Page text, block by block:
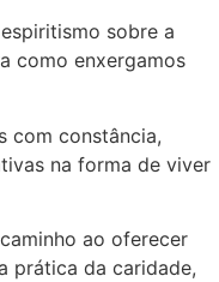
sobre a
como enxergamos
com constância,
na forma de viver
ao oferecer
prática da caridade,